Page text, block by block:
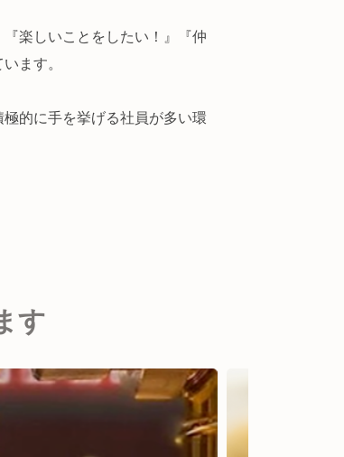
楽しいことをしたい！』『仲
ます。
的に手を挙げる社員が多い環
す